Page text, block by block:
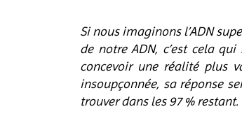
Si nous imaginons l’ADN
de notre ADN, c’est cela
concevoir une réalité plus
insoupçonnée, sa réponse
trouver dans les 97 % restant.